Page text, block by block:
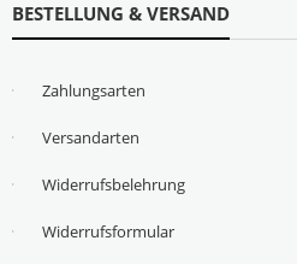
BESTELLUNG & VERSAND
Zahlungsarten
Versandarten
Widerrufsbelehrung
Widerrufsformular